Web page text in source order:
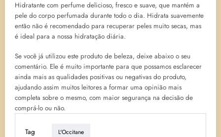
Hidratante com perfume delicioso, fresco e suave, que mantém a
pele do corpo perfumada durante todo o dia. Hidrata suavemente
então não é recomendado para recuperar peles muito secas, mas
é ideal para a nossa hidratação diária.
Se você já utilizou este produto de beleza, deixe abaixo o seu
comentário. Ele é muito importante para que possamos esclarecer
ainda mais as qualidades positivas ou negativas do produto,
ajudando assim muitos leitores a formar uma opinião mais
completa sobre o mesmo, com maior segurança na decisão de
comprá-lo ou não.
Tag L'Occitane